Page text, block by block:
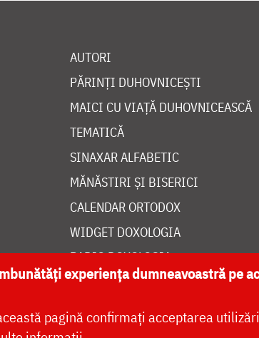
AUTORI
PĂRINȚI DUHOVNICEȘTI
MAICI CU VIAȚĂ DUHOVNICEASCĂ
TEMATICĂ
SINAXAR ALFABETIC
MĂNĂSTIRI ȘI BISERICI
CALENDAR ORTODOX
WIDGET DOXOLOGIA
RADIO DOXOLOGIA
experiența dumneavoastră pe
pagină confirmați acceptarea